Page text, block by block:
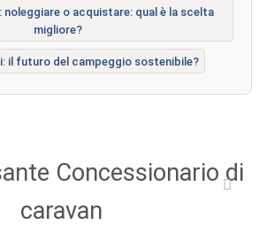
Concessionario di
caravan
noleggiare o acquistare: qual è la scelta
migliore?
il futuro del campeggio sostenibile?